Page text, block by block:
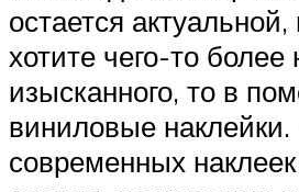
остается
хотите чего-то более
изысканного, то в
виниловые
современных